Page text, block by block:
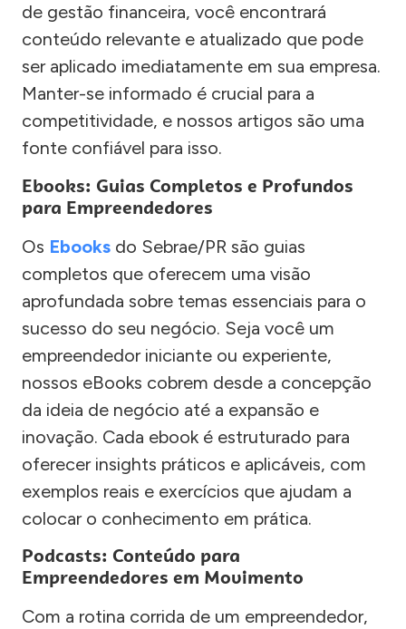
de gestão financeira, você encontrará
conteúdo relevante e atualizado que pode
ser aplicado imediatamente em sua empresa.
Manter-se informado é crucial para a
competitividade, e nossos artigos são uma
fonte confiável para isso.
Ebooks: Guias Completos e Profundos
para Empreendedores
Os Ebooks do Sebrae/PR são guias
completos que oferecem uma visão
aprofundada sobre temas essenciais para o
sucesso do seu negócio. Seja você um
empreendedor iniciante ou experiente,
nossos eBooks cobrem desde a concepção
da ideia de negócio até a expansão e
inovação. Cada ebook é estruturado para
oferecer insights práticos e aplicáveis, com
exemplos reais e exercícios que ajudam a
colocar o conhecimento em prática.
Podcasts: Conteúdo para
Empreendedores em Movimento
Com a rotina corrida de um empreendedor,